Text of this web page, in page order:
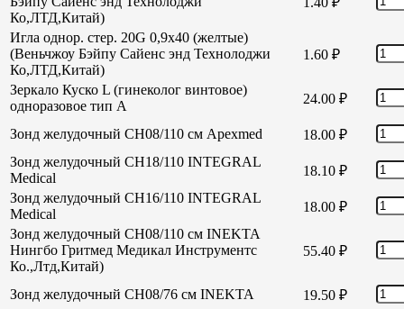
Ко,ЛТД,Китай)
Игла однор. стер. 20G 0,9х40 (желтые)
(Веньчжоу Бэйпу Сайенс энд Технолоджи
Ко,ЛТД,Китай)
1.60 ₽
Зеркало Куско L (гинеколог винтовое)
одноразовое тип А
24.00 ₽
Зонд желудочный СН08/110 см Apexmed 18.00 ₽
Зонд желудочный СН18/110 INTEGRAL
Medical
18.10 ₽
Зонд желудочный СН16/110 INTEGRAL
Medical
18.00 ₽
Зонд желудочный СН08/110 см INEKTA
Нингбо Гритмед Медикал Инструментс
Ко.,Лтд,Китай)
55.40 ₽
Зонд желудочный СН08/76 см INEKTA 19.50 ₽